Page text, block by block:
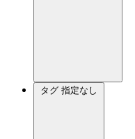
タグ 指定なし